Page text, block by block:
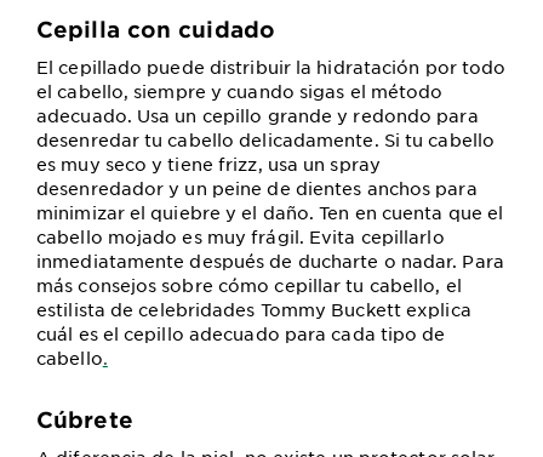
Cepilla con cuidado
El cepillado puede distribuir la hidratación por todo
el cabello, siempre y cuando sigas el método
adecuado. Usa un cepillo grande y redondo para
desenredar tu cabello delicadamente. Si tu cabello
es muy seco y tiene frizz, usa un spray
desenredador y un peine de dientes anchos para
minimizar el quiebre y el daño. Ten en cuenta que el
cabello mojado es muy frágil. Evita cepillarlo
inmediatamente después de ducharte o nadar. Para
más consejos sobre cómo cepillar tu cabello, el
estilista de celebridades Tommy Buckett explica
cuál es el cepillo adecuado para cada tipo de
cabello.
Cúbrete